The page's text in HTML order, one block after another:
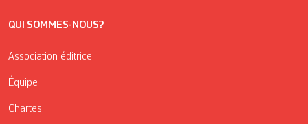
QUI SOMMES-NOUS?
Association éditrice
Équipe
Chartes